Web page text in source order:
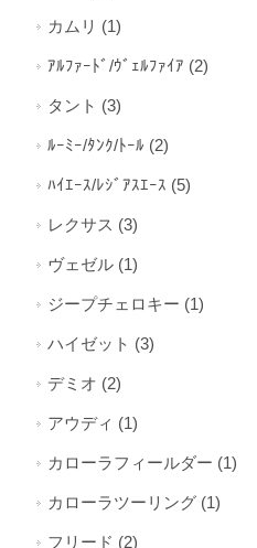
カムリ (1)
ｱﾙﾌｧｰﾄﾞ/ｳﾞｪﾙﾌｧｲｱ (2)
タント (3)
ﾙｰﾐｰ/ﾀﾝｸ/ﾄｰﾙ (2)
ﾊｲｴｰｽ/ﾚｼﾞｱｽｴｰｽ (5)
レクサス (3)
ヴェゼル (1)
ジープチェロキー (1)
ハイゼット (3)
デミオ (2)
アウディ (1)
カローラフィールダー (1)
カローラツーリング (1)
フリード (2)